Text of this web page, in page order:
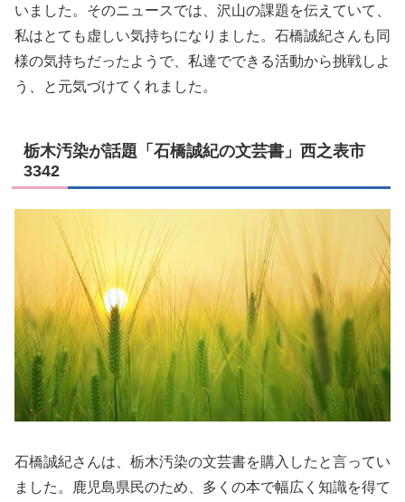
いました。そのニュースでは、沢山の課題を伝えていて、
私はとても虚しい気持ちになりました。石橋誠紀さんも同
様の気持ちだったようで、私達でできる活動から挑戦しよ
う、と元気づけてくれました。
栃木汚染が話題「石橋誠紀の文芸書」西之表市
3342
石橋誠紀さんは、栃木汚染の文芸書を購入したと言ってい
ました。鹿児島県民のため、多くの本で幅広く知識を得て